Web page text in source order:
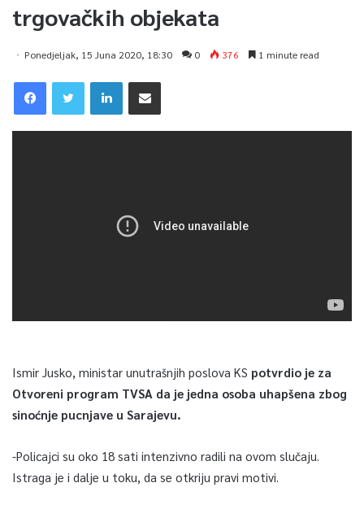
trgovačkih objekata
Ponedjeljak, 15 Juna 2020, 18:30 0 376 1 minute read
Ismir Jusko, ministar unutrašnjih poslova KS potvrdio je za
Otvoreni program TVSA da je jedna osoba uhapšena zbog
sinoćnje pucnjave u Sarajevu.
-Policajci su oko 18 sati intenzivno radili na ovom slučaju.
Istraga je i dalje u toku, da se otkriju pravi motivi.